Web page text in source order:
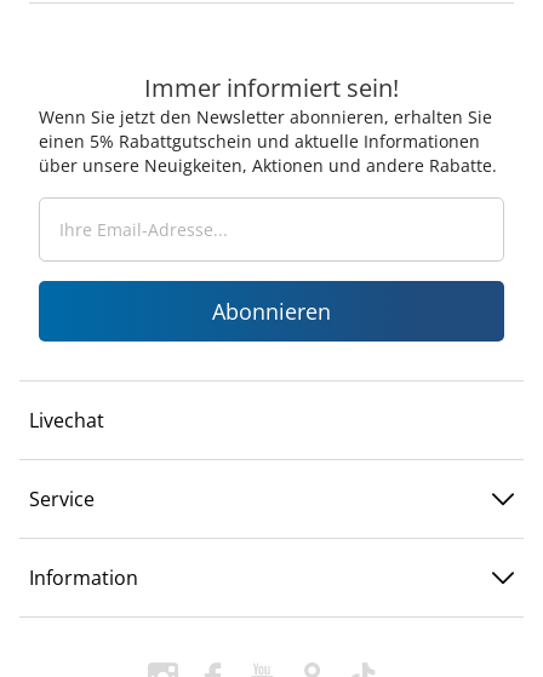
Immer informiert sein!
Wenn Sie jetzt den Newsletter abonnieren, erhalten Sie
einen 5% Rabattgutschein und aktuelle Informationen
über unsere Neuigkeiten, Aktionen und andere Rabatte.
Abonnieren
Livechat
Service
Information